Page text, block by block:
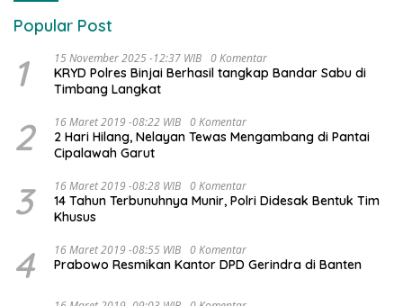
Popular Post
1 15 November 2025 -12:37 WIB 0 Komentar
KRYD Polres Binjai Berhasil tangkap Bandar Sabu di
Timbang Langkat
2 16 Maret 2019 -08:22 WIB 0 Komentar
2 Hari Hilang, Nelayan Tewas Mengambang di Pantai
Cipalawah Garut
3 16 Maret 2019 -08:28 WIB 0 Komentar
14 Tahun Terbunuhnya Munir, Polri Didesak Bentuk Tim
Khusus
4 16 Maret 2019 -08:55 WIB 0 Komentar
Prabowo Resmikan Kantor DPD Gerindra di Banten